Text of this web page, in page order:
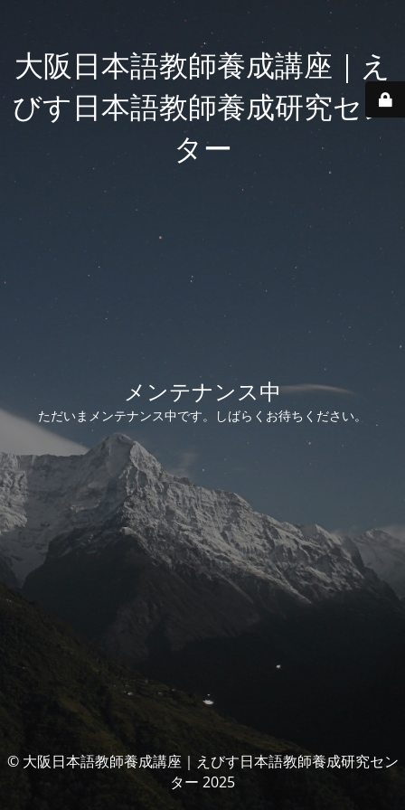
大阪日本語教師養成講座｜え
びす日本語教師養成研究セン
ター
メンテナンス中
ただいまメンテナンス中です。しばらくお待ちください。
© 大阪日本語教師養成講座｜えびす日本語教師養成研究セン
ター 2025